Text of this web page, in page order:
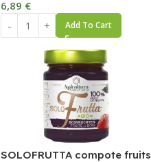
6,89 €
Add To Cart
SOLOFRUTTA compote fruits